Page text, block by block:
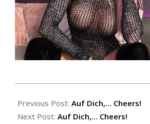
01-
04
Previous Post: Auf Dich,… Cheers!
Next Post: Auf Dich,… Cheers!